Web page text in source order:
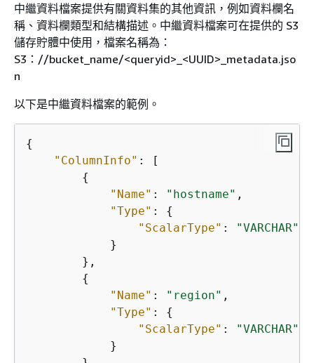
中繼資料檔案提供有關資料集的其他資訊，例如資料欄名
稱、資料欄類型和結構描述。中繼資料檔案可在提供的 S3
儲存貯體中使用，檔案名稱為：
S3：//bucket_name/<queryid>_<UUID>_metadata.jso
n
以下是中繼資料檔案的範例。
{
"ColumnInfo" : [
{
"Name" : "hostname" ,
"Type" : {
"ScalarType" :
"VARCHAR"
            }
        },
{
"Name" : "region" ,
"Type" : {
"ScalarType" :
"VARCHAR"
            }